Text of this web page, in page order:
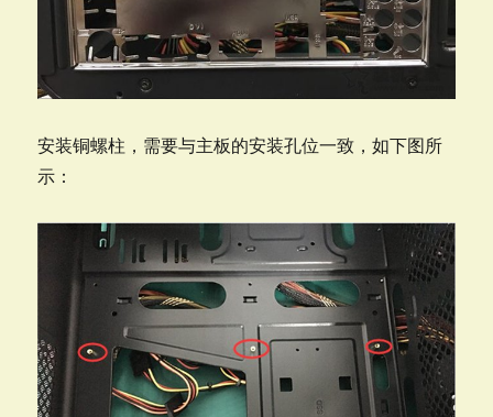
安装铜螺柱，需要与主板的安装孔位一致，如下图所
示：